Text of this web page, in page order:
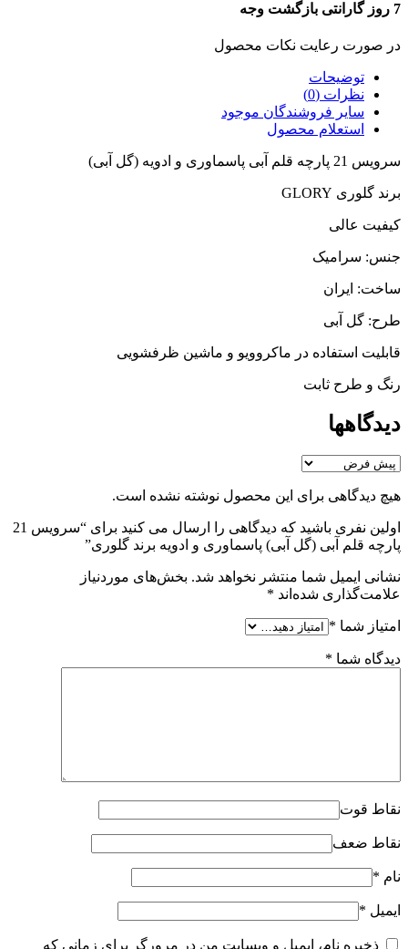
7 روز گارانتی بازگشت وجه
در صورت رعایت نکات محصول
توضیحات
نظرات (0)
سایر فروشندگان موجود
استعلام محصول
سرویس 21 پارچه قلم آبی پاسماوری و ادویه (گل آبی)
برند گلوری GLORY
کیفیت عالی
جنس: سرامیک
ساخت: ایران
طرح: گل آبی
قابلیت استفاده در ماکروویو و ماشین ظرفشویی
رنگ و طرح ثابت
دیدگاهها
هیچ دیدگاهی برای این محصول نوشته نشده است.
اولین نفری باشید که دیدگاهی را ارسال می کنید برای “سرویس 21
پارچه قلم آبی (گل آبی) پاسماوری و ادویه برند گلوری”
نشانی ایمیل شما منتشر نخواهد شد. بخش‌های موردنیاز
علامت‌گذاری شده‌اند *
امتیاز شما *
دیدگاه شما *
نقاط قوت
نقاط ضعف
نام *
ایمیل *
ذخیره نام، ایمیل و وبسایت من در مرورگر برای زمانی که